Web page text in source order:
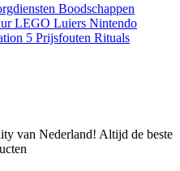
Boodschappen
LEGO Luiers Nintendo
5 Prijsfouten Rituals
van Nederland! Altijd de beste